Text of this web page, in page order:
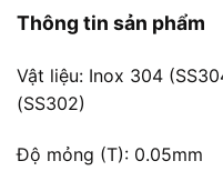
Thông tin sản phẩm
Vật liệu: Inox 304
(SS302)
Độ mỏng (T): 0.05mm